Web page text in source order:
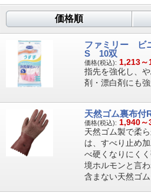
価格順
ファミリー ビ
S 10双
価格(税込): 1,213～
指先を強化し、
剤・漂白剤にも
天然ゴム裏布
価格(税込): 1,940～
天然ゴム製で柔
は、すべり止め
べ硬くなりにく
境ホルモンと言
含まない天然ゴ